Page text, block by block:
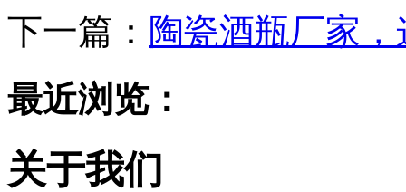
下一篇： 陶瓷酒瓶厂家
最近浏览：
关于我们